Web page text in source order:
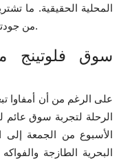
المحلية الحقيقية. ما
من جودتها)، فواكه استوائية طازجة، بهارات تايلاندية.
سوق فلوتينج
على الرغم من أن أمفاوا
الرحلة لتجربة سوق عائم
الأسبوع من الجمعة إلى
البحرية الطازجة